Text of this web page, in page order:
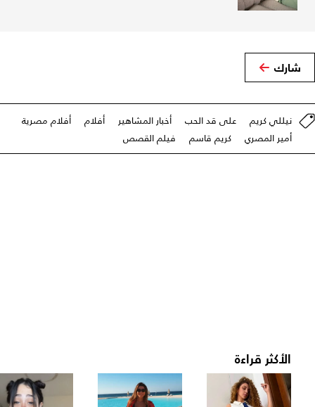
شارك
نيللي كريم على قد الحب أخبار المشاهير أفلام
أفلام مصرية
أمير المصري
كريم قاسم فيلم القصص
الأكثر قراءة